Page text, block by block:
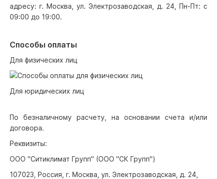
адресу: г. Москва, ул. Электрозаводская, д. 24, Пн-Пт: с
09:00 до 19:00.
Способы оплаты
Для физических лиц
Для юридических лиц
По безналичному расчету, на основании счета и/или
договора.
Реквизиты:
ООО "Ситиклимат Групп" (ООО "СК Групп")
107023, Россия, г. Москва, ул. Электрозаводская, д. 24,